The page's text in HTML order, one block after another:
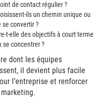
de contact régulier ?
ils un chemin unique ou
convertir ?
t-elle des objectifs à court terme
se concentrer ?
dont les équipes
il devient plus facile
l’entreprise et renforcer